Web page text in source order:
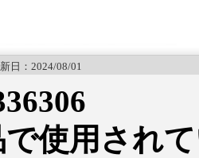
日：2024/08/01
使用され